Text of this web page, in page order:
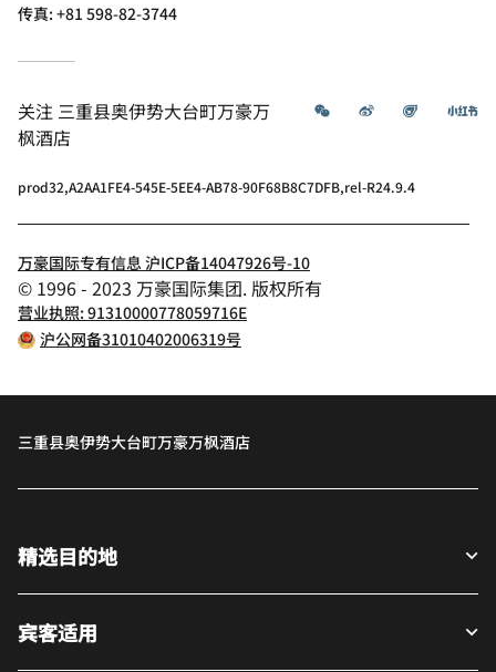
传真:+81 598-82-3744
关注 三重县奥伊势大台町万豪万
枫酒店
微信 微博 飞猪
prod32,A2AA1FE4-545E-5EE4-AB78-90F68B8C7DFB,rel-R24.9.4
万豪国际专有信息 沪ICP备14047926号-10
© 1996 - 2023 万豪国际集团. 版权所有
营业执照: 91310000778059716E
沪公网备31010402006319号
三重县奥伊势大台町万豪万枫酒店
精选目的地
宾客适用